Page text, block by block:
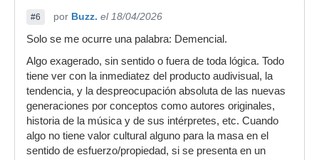
#6 por Buzz. el 18/04/2026
Solo se me ocurre una palabra: Demencial.
Algo exagerado, sin sentido o fuera de toda lógica. Todo
tiene ver con la inmediatez del producto audivisual, la
tendencia, y la despreocupación absoluta de las nuevas
generaciones por conceptos como autores originales,
historia de la música y de sus intérpretes, etc. Cuando
algo no tiene valor cultural alguno para la masa en el
sentido de esfuerzo/propiedad, si se presenta en un